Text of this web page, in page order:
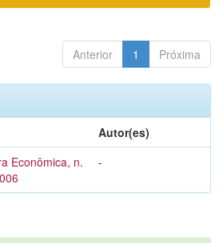
Anterior 1 Próxima
Autor(es)
Econômica, n.
-